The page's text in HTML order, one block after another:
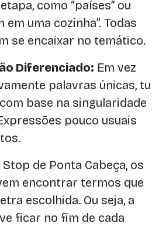
como “países” ou
em uma cozinha”. Todas
se encaixar no temático.
Diferenciado: Em vez
palavras únicas, tu
base na singularidade
pouco usuais
Stop de Ponta Cabeça, os
encontrar termos que
escolhida. Ou seja, a
ficar no fim de cada